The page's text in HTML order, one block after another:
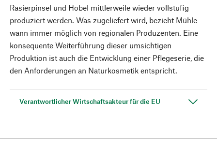
Rasierpinsel und Hobel mittlerweile wieder vollstufig
produziert werden. Was zugeliefert wird, bezieht Mühle
wann immer möglich von regionalen Produzenten. Eine
konsequente Weiterführung dieser umsichtigen
Produktion ist auch die Entwicklung einer Pflegeserie, die
den Anforderungen an Naturkosmetik entspricht.
Verantwortlicher Wirtschaftsakteur für die EU